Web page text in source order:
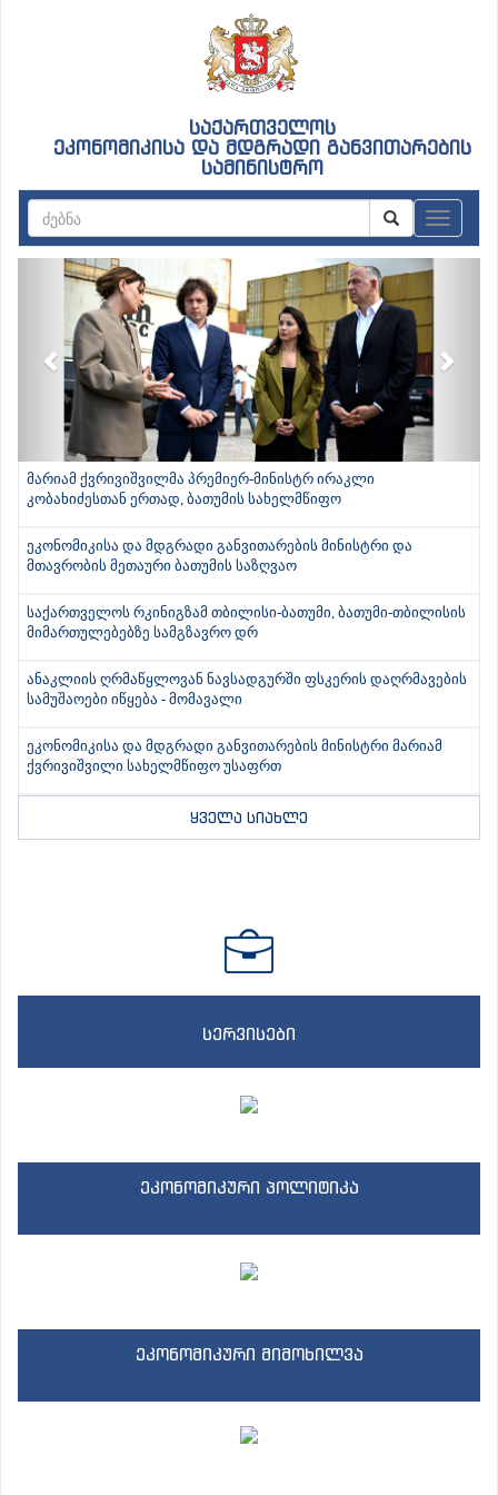
საქართველოს
ეკონომიკისა და მდგრადი განვითარების
სამინისტრო
Previous
მარიამ ქვრივიშვილმა პრემიერ-მინისტრ ირაკლი
კობახიძესთან ერთად, ბათუმის სახელმწიფო
ეკონომიკისა და მდგრადი განვითარების მინისტრი და
მთავრობის მეთაური ბათუმის საზღვაო
საქართველოს რკინიგზამ თბილისი-ბათუმი, ბათუმი-თბილისის
მიმართულებებზე სამგზავრო დრ
ანაკლიის ღრმაწყლოვან ნავსადგურში ფსკერის დაღრმავების
სამუშაოები იწყება - მომავალი
ეკონომიკისა და მდგრადი განვითარების მინისტრი მარიამ
ქვრივიშვილი სახელმწიფო უსაფრთ
ყველა სიახლე
სერვისები
ეკონომიკური პოლიტიკა
ეკონომიკური მიმოხილვა